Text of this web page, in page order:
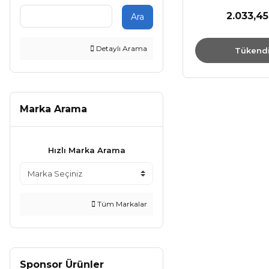
Ara
Detaylı Arama
Marka Arama
Hızlı Marka Arama
Tüm Markalar
Sponsor Ürünler
Tükendi